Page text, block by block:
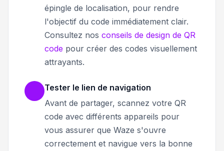
épingle de localisation, pour rendre
l'objectif du code immédiatement clair.
Consultez nos conseils de design de QR
code pour créer des codes visuellement
attrayants.
Tester le lien de navigation
Avant de partager, scannez votre QR
code avec différents appareils pour
vous assurer que Waze s'ouvre
correctement et navigue vers la bonne